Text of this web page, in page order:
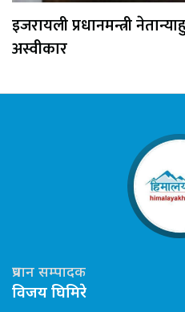
इजरायली प्रधानमन्त्री
अस्वीकार
प्रधान सम्पादक
विजय घिमिरे